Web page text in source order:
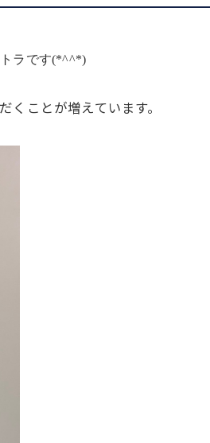
ラです(*^^*)
くことが増えています。